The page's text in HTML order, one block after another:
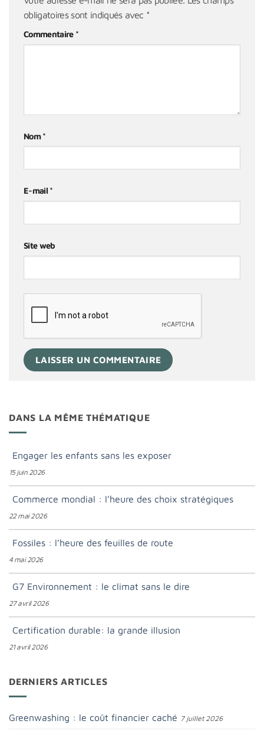
obligatoires sont indiqués avec *
Commentaire *
Nom*
E-mail *
Site web
DANS LA MÊME THÉMATIQUE
Engager les enfants sans les exposer
15 juin 2026
Commerce mondial : l’heure des choix stratégiques
22 mai 2026
Fossiles : l’heure des feuilles de route
4 mai 2026
G7 Environnement : le climat sans le dire
27 avril 2026
Certification durable: la grande illusion
21 avril 2026
DERNIERS ARTICLES
Greenwashing : le coût financier caché 7 juillet 2026